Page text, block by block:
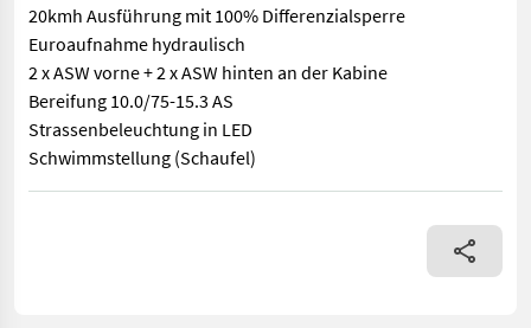
20kmh Ausführung mit 100% Differenzialsperre
Euroaufnahme hydraulisch
2 x ASW vorne + 2 x ASW hinten an der Kabine
Bereifung 10.0/75-15.3 AS
Strassenbeleuchtung in LED
Schwimmstellung (Schaufel)
Klassifizierung: Vorführmaschine; Seriennummer/